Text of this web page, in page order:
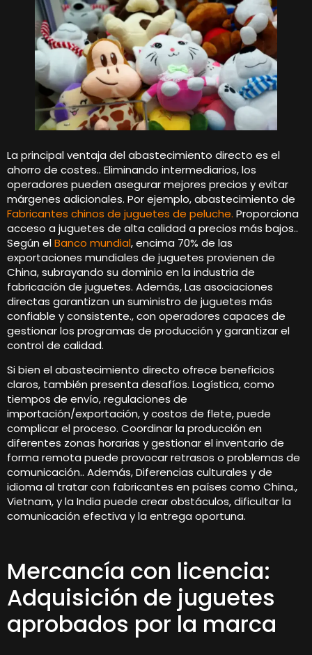
La principal ventaja del abastecimiento directo es el
ahorro de costes.. Eliminando intermediarios, los
operadores pueden asegurar mejores precios y evitar
márgenes adicionales. Por ejemplo, abastecimiento de
Fabricantes chinos de juguetes de peluche. Proporciona
acceso a juguetes de alta calidad a precios más bajos..
Según elBanco mundial, encima 70% de las
exportaciones mundiales de juguetes provienen de
China, subrayando su dominio en la industria de
fabricación de juguetes. Además, Las asociaciones
directas garantizan un suministro de juguetes más
confiable y consistente., con operadores capaces de
gestionar los programas de producción y garantizar el
control de calidad.
Si bien el abastecimiento directo ofrece beneficios
claros, también presenta desafíos. Logística, como
tiempos de envío, regulaciones de
importación/exportación, y costos de flete, puede
complicar el proceso. Coordinar la producción en
diferentes zonas horarias y gestionar el inventario de
forma remota puede provocar retrasos o problemas de
comunicación.. Además, Diferencias culturales y de
idioma al tratar con fabricantes en países como China.,
Vietnam, y la India puede crear obstáculos, dificultar la
comunicación efectiva y la entrega oportuna.
Mercancía con licencia:
Adquisición de juguetes
aprobados por la marca